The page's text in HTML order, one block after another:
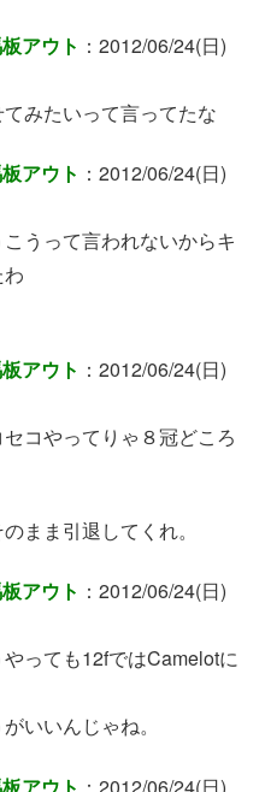
アウト ：2012/06/24(日)
みたいって言ってたな
アウト ：2012/06/24(日)
うって言われないからキ
アウト ：2012/06/24(日)
コやってりゃ８冠どころ
まま引退してくれ。
アウト ：2012/06/24(日)
っても12fではCamelotに
いいんじゃね。
アウト ：2012/06/24(日)